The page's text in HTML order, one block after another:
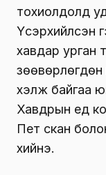
тохиолдолд
Үсэрхийлсэн
хавдар урган
хэлж байгаа
Хавдрын үед
Пет скан
хийнэ.